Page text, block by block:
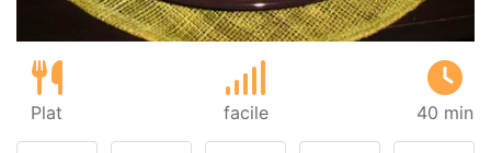
Plat facile 40 min